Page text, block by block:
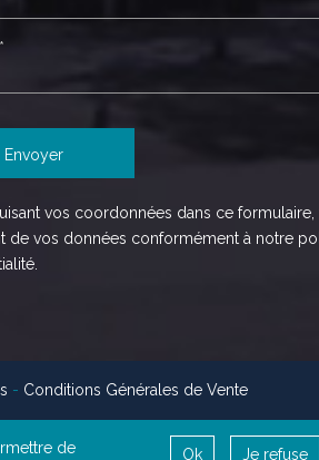
vos coordonnées dans ce
de vos données conformément à notre
- Conditions Générales de Vente
de Ok Je refuse